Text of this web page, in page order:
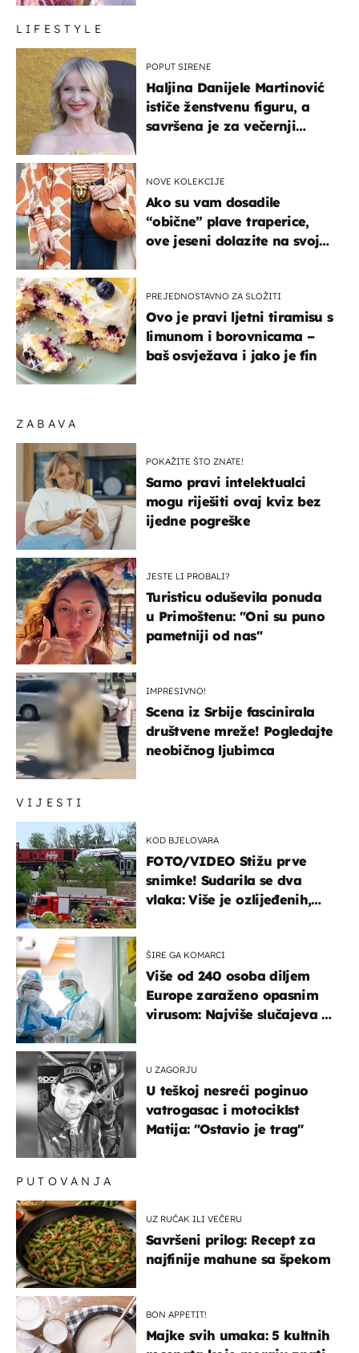
VIJESTI
KOD BJELOVARA
FOTO/VIDEO Stižu prve
snimke! Sudarila se dva
vlaka: Više je ozlijeđenih,
ŠIRE GA KOMARCI
Više od 240 osoba diljem
Europe zaraženo opasnim
virusom: Najviše slučajeva u
U ZAGORJU
U teškoj nesreći poginuo
vatrogasac i motociklst
Matija: "Ostavio je trag"
ZABAVA
POKAŽITE ŠTO ZNATE!
Samo pravi intelektualci
mogu riješiti ovaj kviz bez
ijedne pogreške
JESTE LI PROBALI?
Turisticu oduševila ponuda
u Primoštenu: "Oni su puno
pametniji od nas"
IMPRESIVNO!
Scena iz Srbije fascinirala
društvene mreže! Pogledajte
neobičnog ljubimca
PUTOVANJA
UZ RUČAK ILI VEČERU
Savršeni prilog: Recept za
najfinije mahune sa špekom
BON APPETIT!
Majke svih umaka: 5 kultnih
LIFESTYLE
POPUT SIRENE
Haljina Danijele Martinović
ističe ženstvenu figuru, a
savršena je za večernji
NOVE KOLEKCIJE
Ako su vam dosadile
“obične” plave traperice,
ove jeseni dolazite na svoje
PREJEDNOSTAVNO ZA SLOŽITI
Ovo je pravi ljetni tiramisu s
limunom i borovnicama –
baš osvježava i jako je fin